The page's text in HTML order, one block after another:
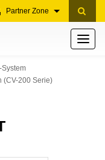
Partner Zone
Toggle
(CV-200 Serie)